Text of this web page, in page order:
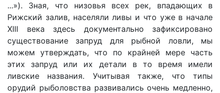
...»). Зная, что низовья всех рек, впадающих в
Рижский залив, населяли ливы и что уже в начале
XIII века здесь документально зафиксировано
существование запруд для рыбной ловли, мы
можем утверждать, что по крайней мере часть
этих запруд или их детали в то время имели
ливские названия. Учитывая также, что типы
орудий рыболовства развивались очень медленно,